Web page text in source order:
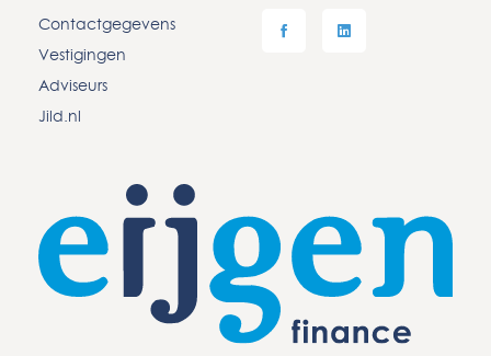
Contactgegevens
Vestigingen
Adviseurs
Jild.nl